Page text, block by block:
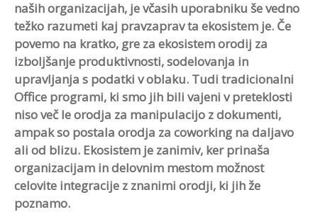
naših organizacijah, je včasih uporabniku še vedno
težko razumeti kaj pravzaprav ta ekosistem je. Če
povemo na kratko, gre za ekosistem orodij za
izboljšanje produktivnosti, sodelovanja in
upravljanja s podatki v oblaku. Tudi tradicionalni
Office programi, ki smo jih bili vajeni v preteklosti
niso več le orodja za manipulacijo z dokumenti,
ampak so postala orodja za coworking na daljavo
ali od blizu. Ekosistem je zanimiv, ker prinaša
organizacijam in delovnim mestom možnost
celovite integracije z znanimi orodji, ki jih že
poznamo.